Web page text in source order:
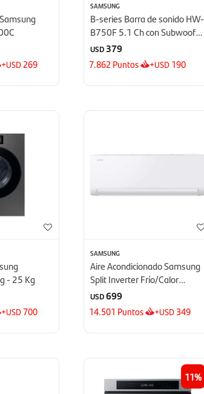
+USD 269
SAMSUNG
B-series Barra de sonido HW-
B750F 5.1 Ch con Subwoofer
- 2025
USD 379
7.862 Puntos +USD 190
- 25 Kg
+USD700
SAMSUNG
Aire Acondicionado Samsung
Split Inverter Frío/Calor
12.000 BTU - BTU
USD699
14.501 Puntos +USD 349
11